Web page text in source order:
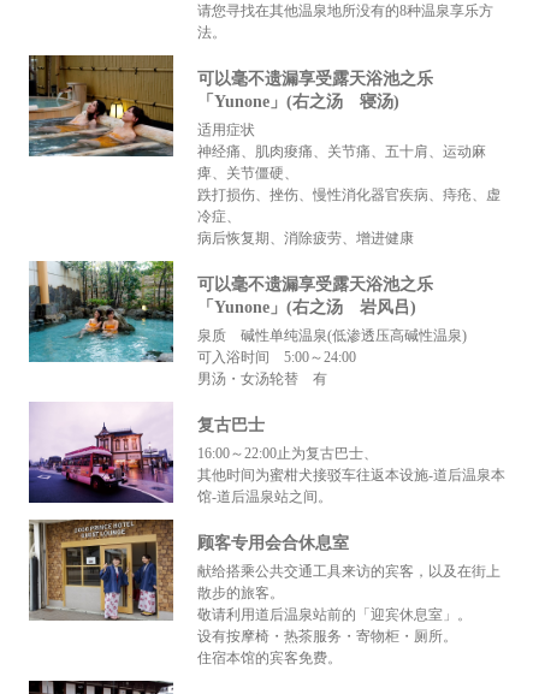
请您寻找在其他温泉地所没有的8种温泉享乐方
法。
可以毫不遗漏享受露天浴池之乐
「Yunone」(右之汤 寝汤)
适用症状
神经痛、肌肉痠痛、关节痛、五十肩、运动麻
痺、关节僵硬、
跌打损伤、挫伤、慢性消化器官疾病、痔疮、虚
冷症、
病后恢复期、消除疲劳、增进健康
可以毫不遗漏享受露天浴池之乐
「Yunone」(右之汤 岩风吕)
泉质 碱性单纯温泉(低渗透压高碱性温泉)
可入浴时间 5:00～24:00
男汤・女汤轮替 有
复古巴士
16:00～22:00止为复古巴士、
其他时间为蜜柑犬接驳车往返本设施-道后温泉本
馆-道后温泉站之间。
顾客专用会合休息室
献给搭乘公共交通工具来访的宾客，以及在街上
散步的旅客。
敬请利用道后温泉站前的「迎宾休息室」。
设有按摩椅・热茶服务・寄物柜・厕所。
住宿本馆的宾客免费。